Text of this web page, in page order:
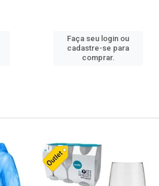
Faça seu login ou
cadastre-se para
comprar.